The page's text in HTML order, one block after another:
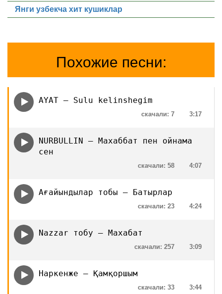
Янги узбекча хит кушиклар
Похожие песни:
AYAT — Sulu kelinshegim
3:17
скачали: 7
NURBULLIN — Махаббат пен ойнама
сен
4:07
скачали: 58
Ағайындылар тобы — Батырлар
4:24
скачали: 23
Nazzar тобу — Махабат
3:09
скачали: 257
Наркенже — Қамқоршым
3:44
скачали: 33